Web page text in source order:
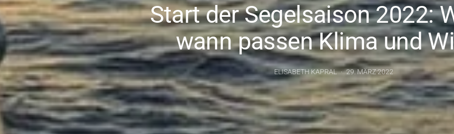
Start der Segelsaison 2022:
wann passen Klima und
ELISABETH KAPRAL 29. MÄRZ 2022